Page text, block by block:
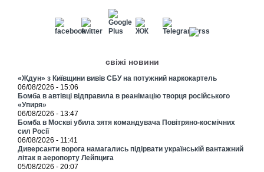
свіжі новини
«Ждун» з Київщини вивів СБУ на потужний наркокартель
06/08/2026 - 15:06
Бомба в автівці відправила в реанімацію творця російського
«Упиря»
06/08/2026 - 13:47
Бомба в Москві убила зятя командувача Повітряно-космічних
сил Росії
06/08/2026 - 11:41
Диверсанти ворога намагались підірвати українській вантажний
літак в аеропорту Лейпцига
05/08/2026 - 20:07